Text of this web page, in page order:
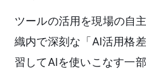
ツールの活用を現場の自
織内で深刻な「AI活用格
習してAIを使いこなす一